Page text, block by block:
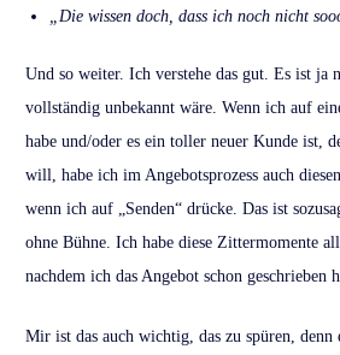
„Die wissen doch, dass ich noch nicht
Und so weiter. Ich verstehe das gut. Es ist ja
vollständig unbekannt wäre. Wenn ich auf
habe und/oder es ein toller neuer Kunde ist,
will, habe ich im Angebotsprozess auch
wenn ich auf „Senden“ drücke. Das ist
ohne Bühne. Ich habe diese Zittermomente
nachdem ich das Angebot schon geschrieben
Mir ist das auch wichtig, das zu spüren,